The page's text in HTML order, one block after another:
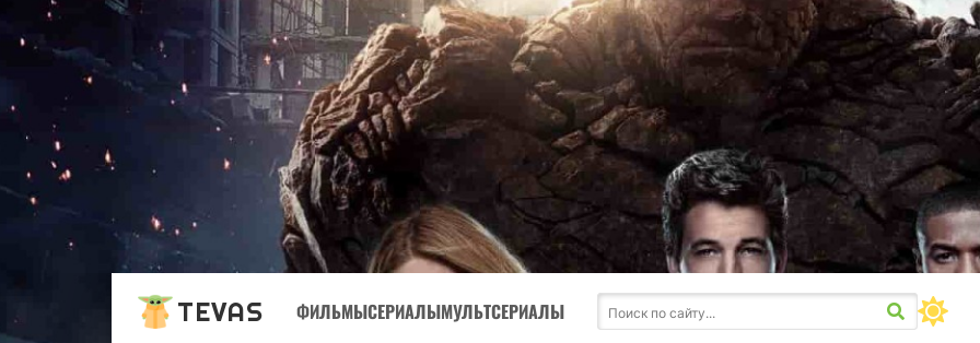
TEVAS ФИЛЬМЫСЕРИАЛЫМУЛЬТСЕРИАЛЫ